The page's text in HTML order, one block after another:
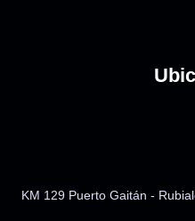
KM 129 Puerto Gaitán -